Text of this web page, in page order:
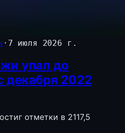
· 7 июля 2026 г.
упал до
декабря 2022
отметки в 2117,5